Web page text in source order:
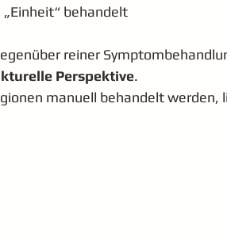
behandelt
reiner
Perspektive.
manuell behandelt